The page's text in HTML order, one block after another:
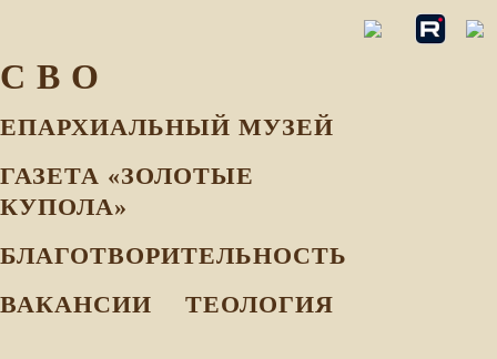
С В О
ЕПАРХИАЛЬНЫЙ МУЗEЙ
ГАЗЕТА «ЗОЛОТЫЕ
КУПОЛА»
БЛАГОТВОРИТЕЛЬНОСТЬ
ВАКАНСИИ
ТЕОЛОГИЯ